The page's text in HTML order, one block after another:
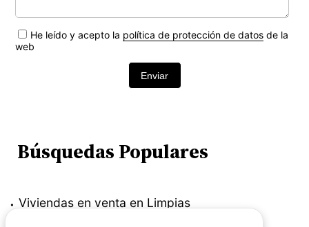
He leído y acepto la política de protección de datosde la
web
Enviar
Búsquedas Populares
Viviendas en venta en Limpias